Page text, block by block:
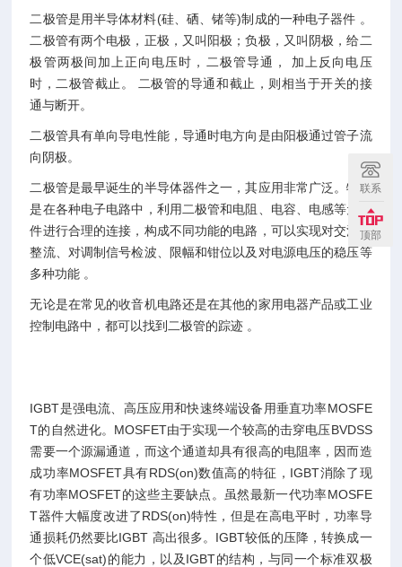
二极管是用半导体材料(硅、硒、锗等)制成的一种电子器件 。
二极管有两个电极，正极，又叫阳极；负极，又叫阴极，给二
极管两极间加上正向电压时，二极管导通， 加上反向电压
时，二极管截止。 二极管的导通和截止，则相当于开关的接
通与断开。
二极管具有单向导电性能，导通时电方向是由阳极通过管子流
向阴极。
二极管是最早诞生的半导体器件之一，其应用非常广泛。特别
是在各种电子电路中，利用二极管和电阻、电容、电感等元器
件进行合理的连接，构成不同功能的电路，可以实现对交流电
整流、对调制信号检波、限幅和钳位以及对电源电压的稳压等
多种功能 。
无论是在常见的收音机电路还是在其他的家用电器产品或工业
控制电路中，都可以找到二极管的踪迹 。
IGBT是强电流、高压应用和快速终端设备用垂直功率MOSFE
T的自然进化。MOSFET由于实现一个较高的击穿电压BVDSS
需要一个源漏通道，而这个通道却具有很高的电阻率，因而造
成功率MOSFET具有RDS(on)数值高的特征，IGBT消除了现
有功率MOSFET的这些主要缺点。虽然最新一代功率MOSFE
T器件大幅度改进了RDS(on)特性，但是在高电平时，功率导
通损耗仍然要比IGBT 高出很多。IGBT较低的压降，转换成一
个低VCE(sat)的能力，以及IGBT的结构，与同一个标准双极
联系
顶部